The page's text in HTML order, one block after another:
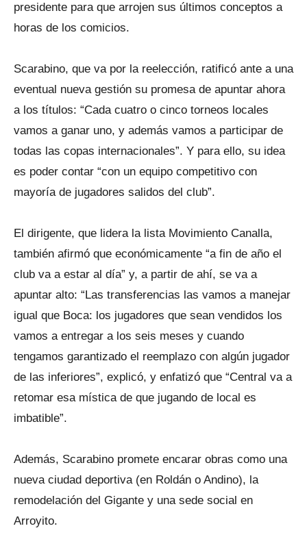
presidente para que arrojen sus últimos conceptos a
horas de los comicios.
Scarabino, que va por la reelección, ratificó ante a una
eventual nueva gestión su promesa de apuntar ahora
a los títulos: “Cada cuatro o cinco torneos locales
vamos a ganar uno, y además vamos a participar de
todas las copas internacionales”. Y para ello, su idea
es poder contar “con un equipo competitivo con
mayoría de jugadores salidos del club”.
El dirigente, que lidera la lista Movimiento Canalla,
también afirmó que económicamente “a fin de año el
club va a estar al día” y, a partir de ahí, se va a
apuntar alto: “Las transferencias las vamos a manejar
igual que Boca: los jugadores que sean vendidos los
vamos a entregar a los seis meses y cuando
tengamos garantizado el reemplazo con algún jugador
de las inferiores”, explicó, y enfatizó que “Central va a
retomar esa mística de que jugando de local es
imbatible”.
Además, Scarabino promete encarar obras como una
nueva ciudad deportiva (en Roldán o Andino), la
remodelación del Gigante y una sede social en
Arroyito.